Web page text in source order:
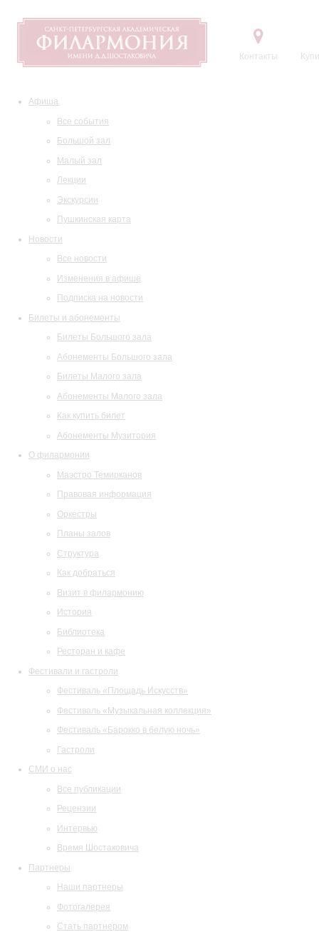
Контакты
Афиша
Все события
Большой зал
Малый зал
Лекции
Экскурсии
Пушкинская карта
Новости
Все новости
Изменения в афише
Подписка на новости
Билеты и абонементы
Билеты Большого зала
Абонементы Большого зала
Билеты Малого зала
Абонементы Малого зала
Как купить билет
Абонементы Музитория
О филармонии
Маэстро Темирканов
Правовая информация
Оркестры
Планы залов
Структура
Как добраться
Визит в филармонию
История
Библиотека
Ресторан и кафе
Фестивали и гастроли
Фестиваль «Площадь Искусств»
Фестиваль «Музыкальная коллекция»
Фестиваль «Барокко в белую ночь»
Гастроли
СМИ о нас
Все публикации
Рецензии
Интервью
Время Шостаковича
Партнеры
Наши партнеры
Фотогалерея
Стать партнером